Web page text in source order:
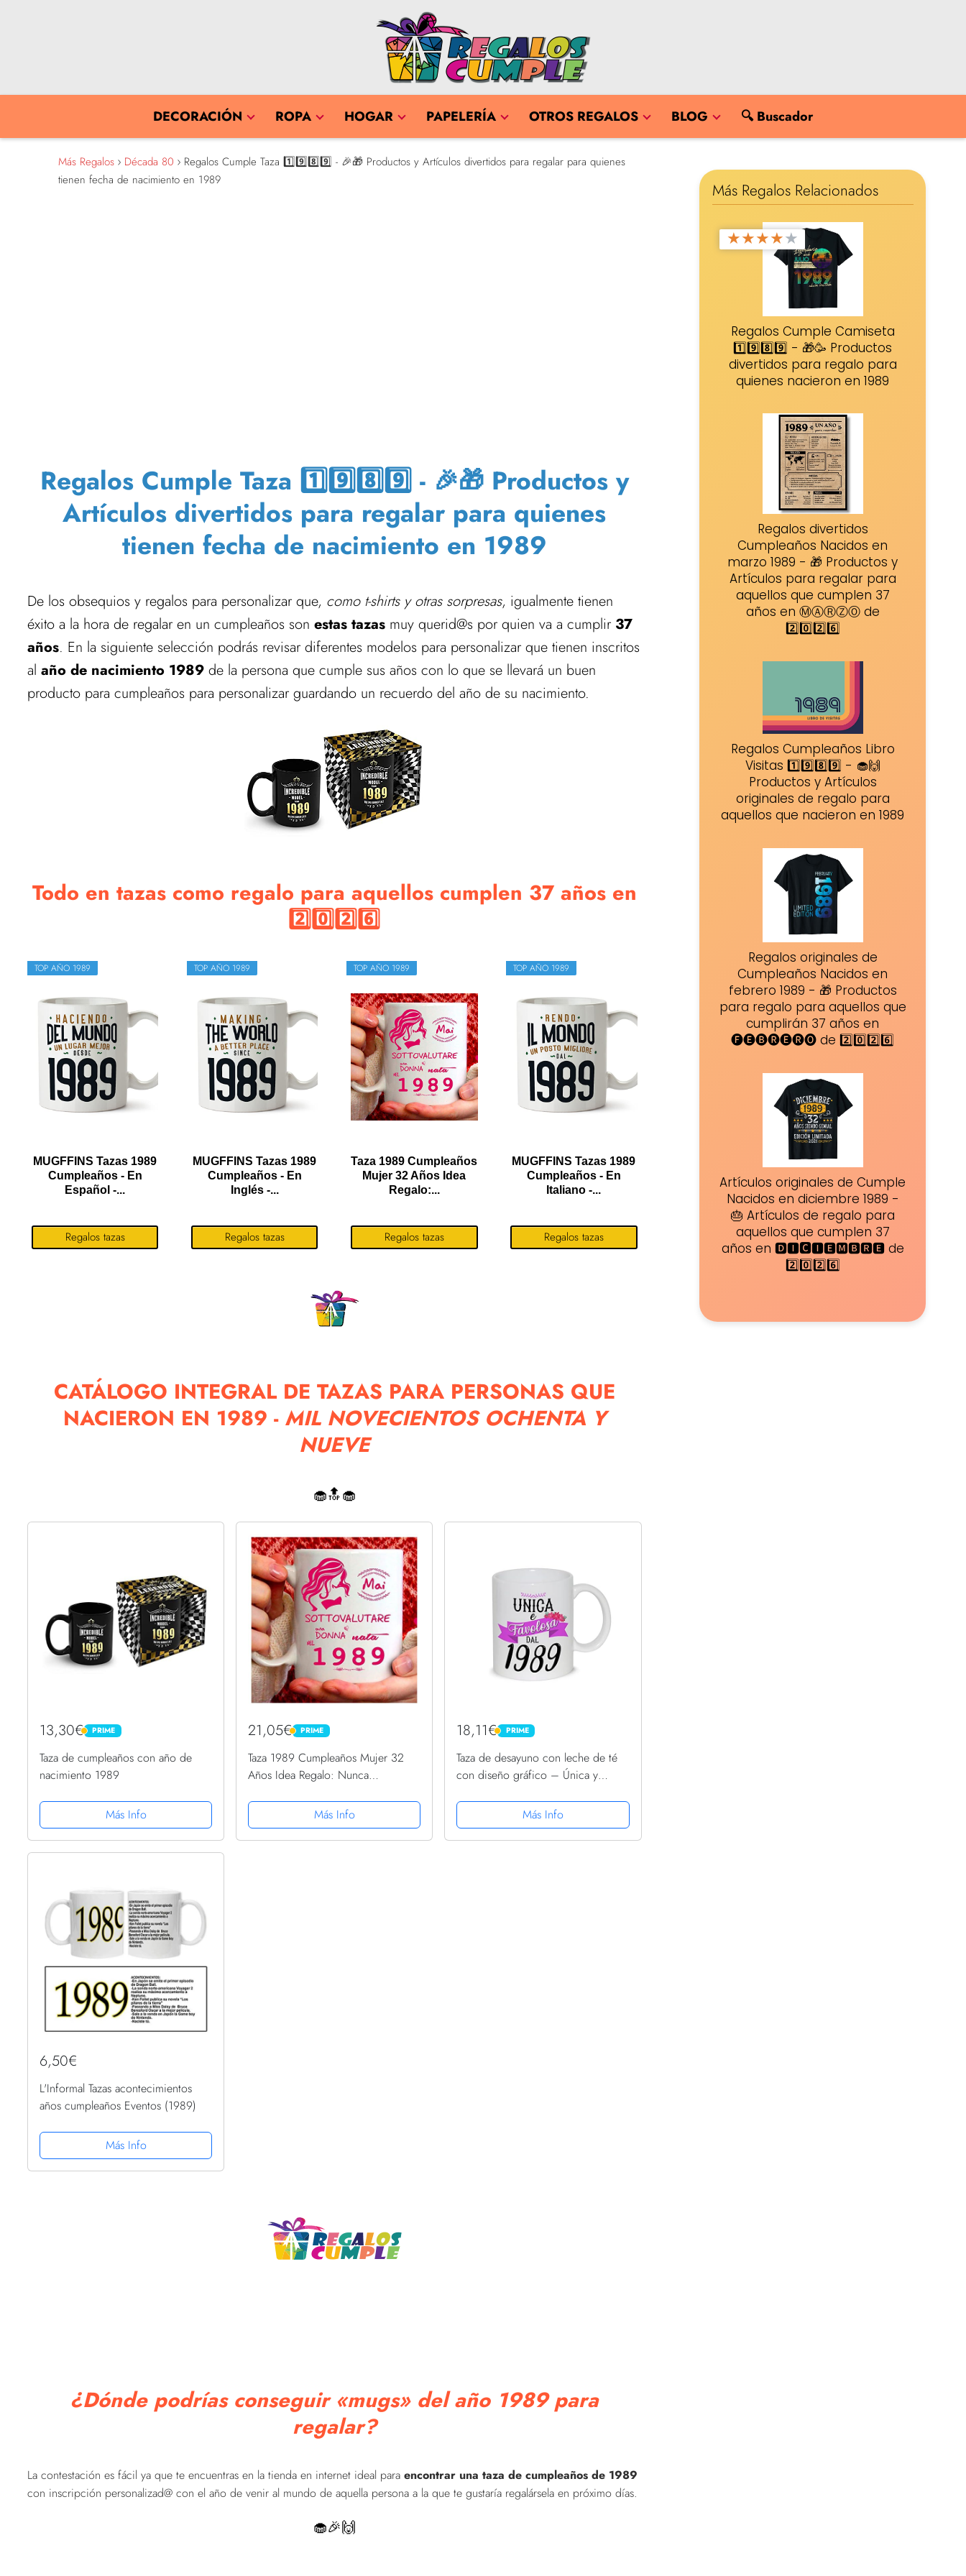
DECORACIÓN ROPA HOGAR PAPELERÍA OTROS REGALOS BLOG 🔍 Buscador
Más Regalos Década 80
Regalos Cumple Taza 1️⃣9️⃣8️⃣9️⃣ - 🎉🎁 Productos y Artículos divertidos para regalar para quienes
tienen fecha de nacimiento en 1989
Regalos Cumple Taza 1️⃣9️⃣8️⃣9️⃣ - 🎉🎁 Productos y
Artículos divertidos para regalar para quienes
tienen fecha de nacimiento en 1989
De los obsequios y regalos para personalizar que, como t-shirts y otras sorpresas, igualmente tienen
éxito a la hora de regalar en un cumpleaños son estas tazas muy querid@s por quien va a cumplir 37
años. En la siguiente selección podrás revisar diferentes modelos para personalizar que tienen inscritos
al año de nacimiento 1989 de la persona que cumple sus años con lo que se llevará un buen
producto para cumpleaños para personalizar guardando un recuerdo del año de su nacimiento.
Todo en tazas como regalo para aquellos cumplen 37 años en
2️⃣0️⃣2️⃣6️⃣
TOP AÑO 1989
MUGFFINS Tazas 1989
Cumpleaños - En
Español -...
Regalos tazas
TOP AÑO 1989
MUGFFINS Tazas 1989
Cumpleaños - En
Inglés -...
Regalos tazas
TOP AÑO 1989
Taza 1989 Cumpleaños
Mujer 32 Años Idea
Regalo:...
Regalos tazas
TOP AÑO 1989
MUGFFINS Tazas 1989
Cumpleaños - En
Italiano -...
Regalos tazas
CATÁLOGO INTEGRAL DE TAZAS PARA PERSONAS QUE
NACIERON EN 1989 - MIL NOVECIENTOS OCHENTA Y
NUEVE
🧁🔝🧁
13,30€ PRIME
PRIME
Taza de cumpleaños con año de
nacimiento 1989
Más Info
21,05€ PRIME
PRIME
Taza 1989 Cumpleaños Mujer 32
Años Idea Regalo: Nunca
1989
Más Info
18,11€ PRIME
PRIME
Taza de desayuno con leche de té
con diseño gráfico – Única y
nacimiento – idea regalo
cumpleaños Navidad mamá amiga
hermana...
Más Info
6,50€
L'Informal Tazas acontecimientos
años cumpleaños Eventos (1989)
Más Info
¿Dónde podrías conseguir «mugs» del año 1989 para
regalar?
La contestación es fácil ya que te encuentras en la tienda en internet ideal para encontrar una taza de cumpleaños de 1989
con inscripción personalizad@ con el año de venir al mundo de aquella persona a la que te gustaría regalársela en próximo días.
🧁🎉🙌
Más Regalos Relacionados
★★★★★
Regalos Cumple Camiseta
1️⃣9️⃣8️⃣9️⃣ - 🎁🥳 Productos
divertidos para regalo para
quienes nacieron en 1989
Regalos divertidos
Cumpleaños Nacidos en
marzo 1989 - 🎁 Productos y
Artículos para regalar para
aquellos que cumplen 37
años en ⓂⒶⓇⓏⓄ de
2️⃣0️⃣2️⃣6️⃣
Regalos Cumpleaños Libro
Visitas 1️⃣9️⃣8️⃣9️⃣ - 🧁🙌
Productos y Artículos
originales de regalo para
aquellos que nacieron en 1989
Regalos originales de
Cumpleaños Nacidos en
febrero 1989 - 🎁 Productos
para regalo para aquellos que
cumplirán 37 años en
🅕🅔🅑🅡🅔🅡🅞 de 2️⃣0️⃣2️⃣6️⃣
Artículos originales de Cumple
Nacidos en diciembre 1989 -
🎂 Artículos de regalo para
aquellos que cumplen 37
años en 🅳🅸🅲🅸🅴🅼🅱🆁🅴 de
2️⃣0️⃣2️⃣6️⃣